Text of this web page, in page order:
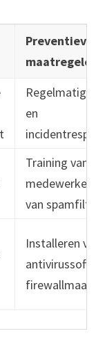
Preventieve
Regelmatige
en
Training van
van
Installeren